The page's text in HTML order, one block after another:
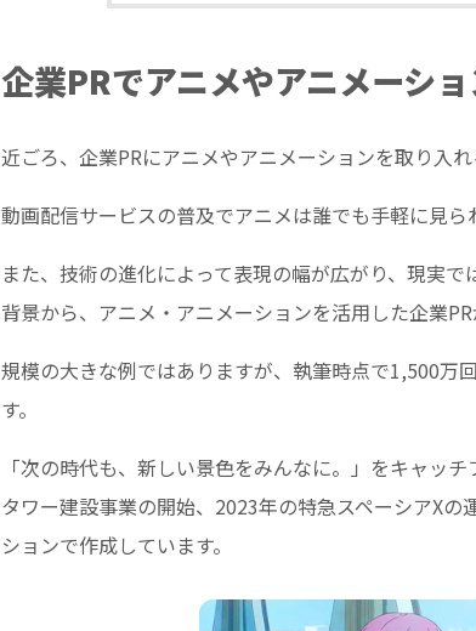
企業PRでアニメやアニメーシ
近ごろ、企業PRにアニメやアニメーションを取り入れ
動画配信サービスの普及でアニメは誰でも手軽に見
また、技術の進化によって表現の幅が広がり、現実
背景から、アニメ・アニメーションを活用した企業
規模の大きな例ではありますが、執筆時点で1,500万
す。
「次の時代も、新しい景色をみんなに。」をキャッ
タワー建設事業の開始、2023年の特急スペーシアX
ションで作成しています。